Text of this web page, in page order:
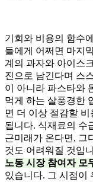
기회와 비용의 함수
들에게 어쩌면 마지
계의 과자와 아이스
진으로 남긴다며 스
이 아니라 파스타와
먹게 하는 살풍경한
면 더 이상 절감할
됩니다. 식재료의 수
근미래가 온다면, 그
것도 어려워질 것입
노동 시장 참여자 모
있습니다. 그 시점이